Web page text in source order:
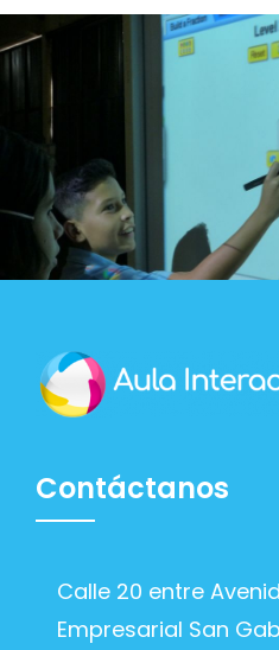
Contáctanos
Calle 20 entre
Empresarial San